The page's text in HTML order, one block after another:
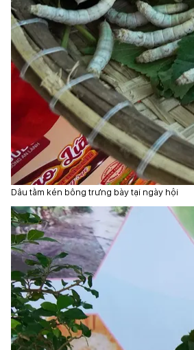
Dâu tằm kén bông trưng bày tại ngày hội